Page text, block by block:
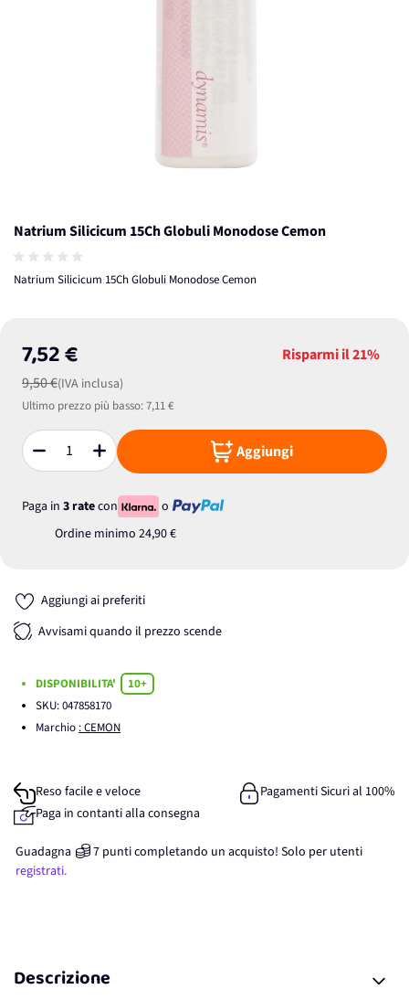
Natrium Silicicum 15Ch Globuli Monodose Cemon
Natrium Silicicum 15Ch Globuli Monodose Cemon
7,52 €
9,50 €(IVA inclusa)
Risparmi il21%
Ultimo prezzo più basso:7,11 €
Quantità Aggiungi
Paga in 3 ratecon
o
Ordine minimo 24,90 €
Aggiungi ai preferiti
Avvisami quando il prezzo scende
DISPONIBILITA'
10+
SKU:047858170
Marchio : CEMON
Reso facile e veloce
Pagamenti Sicuri al 100%
Paga in contanti alla consegna
Guadagna 7 punticompletando un acquisto! Solo per utenti
registrati.
Descrizione